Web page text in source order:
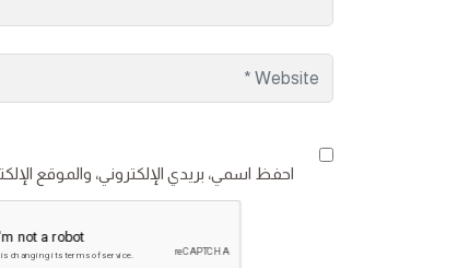
احفظ اسمي، بريدي الإلكتروني، والموقع